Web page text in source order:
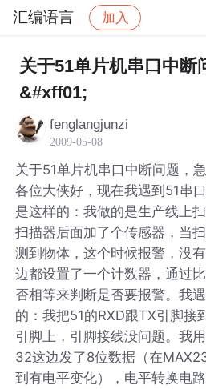
汇编语言 加入
社区 汇编语言 帖子详情
关于51单片机串口中
&#xff01;
fenglangjunzi
2009-05-08
关于51单片机串口中断问题，急
各位大侠好，现在我遇到51串
是这样的：我做的是生产线上
扫描器后面加了个传感器，当
测到物体，这个时候报警，没
边都设置了一个计数器，通过
否相等来判断是否要报警。我
的：我把51的RXD跟TX引脚接
引脚上，引脚接线没问题。我
32这边发了8位数据（在
到有电平变化），电平转换电